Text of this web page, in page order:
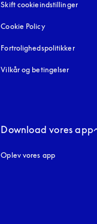
Skift cookieindstillinger
Cookie Policyåbnes under
Fortrolighedspolitikkeråbnes
Vilkår og betingelser
Download vores app
Oplev vores app